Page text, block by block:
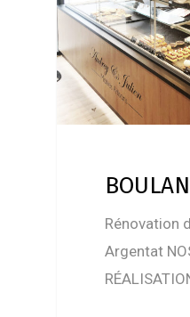
Rénovation
Argentat